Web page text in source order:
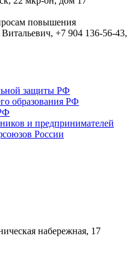
повышения
+7 904 136-56-43,
набережная, 17